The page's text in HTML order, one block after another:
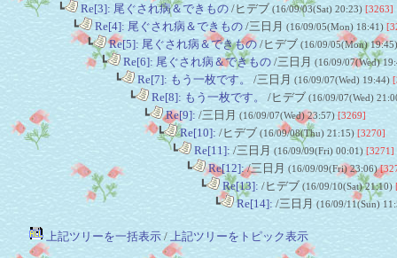
┗ Re[3]: 尾ぐされ病＆できもの/ヒデブ (16/09/03(Sat) 20:23) [3263]
┗ Re[4]: 尾ぐされ病＆できもの/三日月 (16/09/05(Mon) 18:41)
┗ Re[5]: 尾ぐされ病＆できもの/ヒデブ (16/09/05(Mon)
┗ Re[6]: 尾ぐされ病＆できもの/三日月 (16/09/07(Wed)
┗ Re[7]: もう一枚です。 /三日月 (16/09/07(Wed) 19:44)
┗ Re[8]: もう一枚です。 /ヒデブ (16/09/07(Wed)
┗ Re[9]: /三日月 (16/09/07(Wed) 23:57) [3269]
┗ Re[10]: /ヒデブ (16/09/08(Thu) 21:15) [3270]
┗ Re[11]: /三日月 (16/09/09(Fri) 00:01) [3271]
┗ Re[12]:/三日月 (16/09/09(Fri) 23:06)
┗ Re[13]: /ヒデブ (16/09/10(Sat) 21:10)
┗ Re[14]: /三日月 (16/09/11(Sun)
上記ツリーを一括表示/ 上記ツリーをトピック表示